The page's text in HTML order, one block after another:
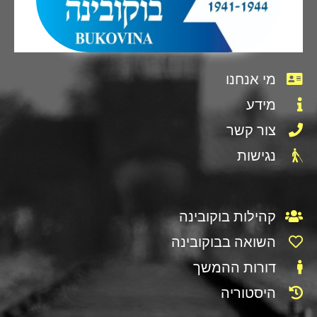
מי אנחנו
מידע
צור קשר
נגישות
קהילות בוקובינה
השואה בבוקובינה
דורות ההמשך
היסטוריה